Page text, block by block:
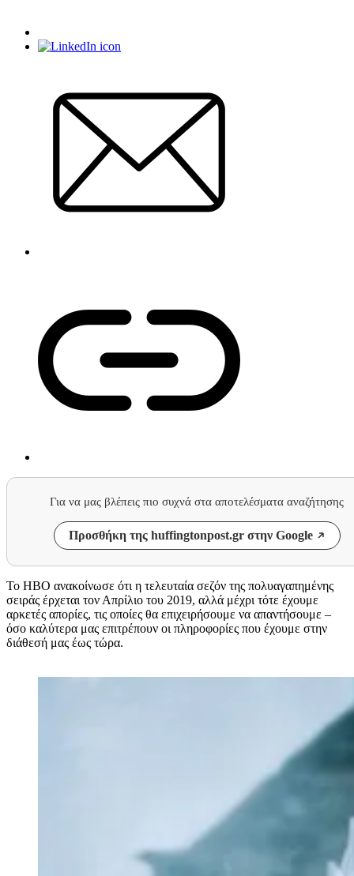
Για να μας βλέπεις πιο συχνά στα αποτελέσματα αναζήτησης
Προσθήκη της huffingtonpost.gr στην Google
Το HBO ανακοίνωσε ότι η τελευταία σεζόν της πολυαγαπημένης
σειράς έρχεται τον Απρίλιο του 2019, αλλά μέχρι τότε έχουμε
αρκετές απορίες, τις οποίες θα επιχειρήσουμε να απαντήσουμε –
όσο καλύτερα μας επιτρέπουν οι πληροφορίες που έχουμε στην
διάθεσή μας έως τώρα.